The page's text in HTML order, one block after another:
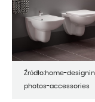
Źródło:home-
photos-accessories